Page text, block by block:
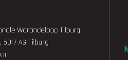
Warandeloop Tilburg
AG Tilburg